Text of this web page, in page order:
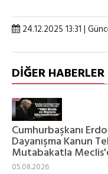
24.12.2025 13:31 |
DİĞER HABERLER
Cumhurbaşkanı
Dayanışma Kanun
Mutabakatla
05.08.2026